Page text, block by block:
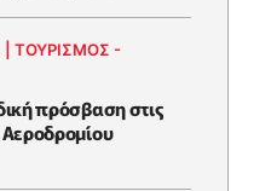
|ΤΟΥΡΙΣΜΟΣ -
πρόσβαση στις
Αεροδρομίου